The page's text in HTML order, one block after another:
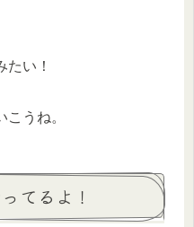
い！
うね。
てるよ！